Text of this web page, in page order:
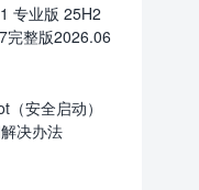
专业版 25H2
完整版2026.06
安全启动）
决办法